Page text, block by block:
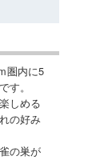
圏内に5
す。
しめる
の好み
の巣が